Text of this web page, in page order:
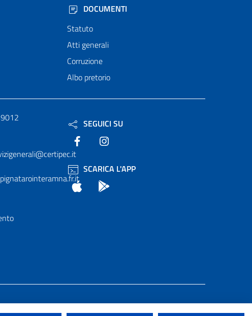
DOCUMENTI
Statuto
Atti generali
Corruzione
Albo pretorio
SEGUICI SU
Facebook
SCARICA L'APP
App Store